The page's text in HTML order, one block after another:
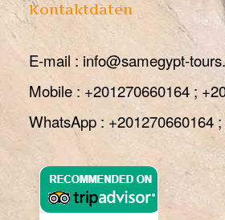
Kontaktdaten
E-mail : info@samegypt-
Mobile : +201270660164 ;
WhatsApp : +201270660164